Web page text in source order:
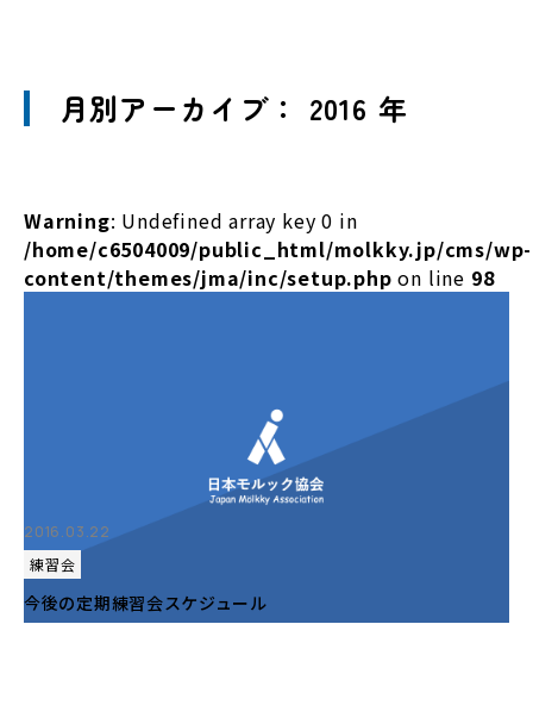
月別アーカイブ： 2016 年
Warning: Undefined array key 0 in
/home/c6504009/public_html/molkky.jp/cms/wp-
content/themes/jma/inc/setup.php on line 98
2016.03.22
練習会
今後の定期練習会スケジュール